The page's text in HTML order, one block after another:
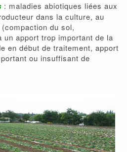
: maladies abiotiques liées aux
dans la culture, au
du sol,
un apport trop important de la
en début de traitement, apport
ou insuffisant de